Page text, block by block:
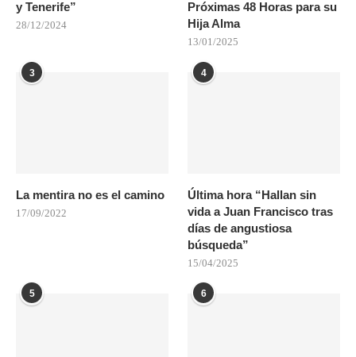
y Tenerife”
28/12/2024
Próximas 48 Horas para su
Hija Alma
13/01/2025
3
La mentira no es el camino
17/09/2022
4
Última hora “Hallan sin
vida a Juan Francisco tras
días de angustiosa
búsqueda”
15/04/2025
5 6